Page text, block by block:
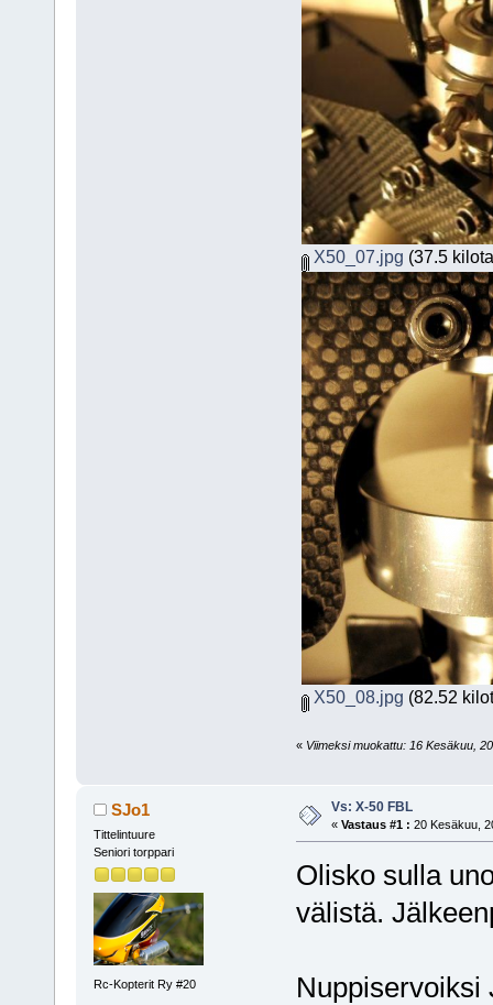
X50_07.jpg (37.5
X50_08.jpg (82.52
« Viimeksi muokattu: 16 Kesäkuu,
SJo1
Tittelintuure
Seniori torppari
Rc-Kopterit Ry #20
Vs: X-50 FBL
« Vastaus #1 : 20 Kesäkuu,
Olisko sulla
välistä.
Nuppiservoiksi